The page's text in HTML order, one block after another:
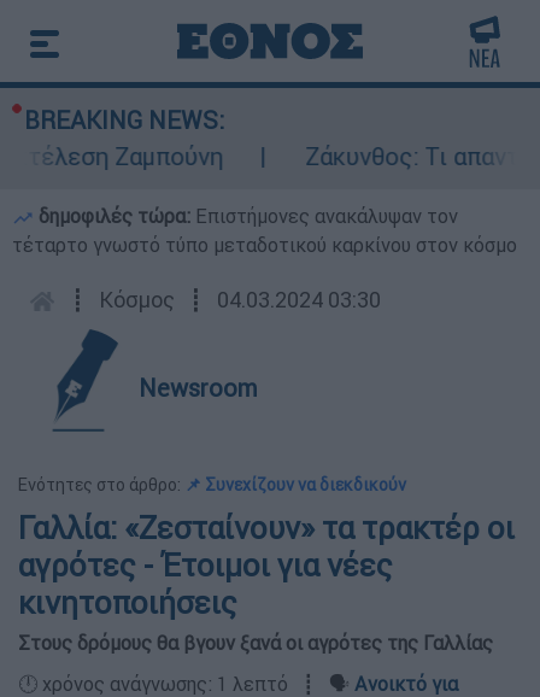
BREAKING NEWS:
Ζαμπούνη
Ζάκυνθος: Τι απαντά
δημοφιλές τώρα: Επιστήμονες ανακάλυψαν τον
τέταρτο γνωστό τύπο μεταδοτικού καρκίνου στον κόσμο
┋ Κόσμος ┋ 04.03.2024 03:30
Newsroom
Ενότητες στο άρθρο: 📌 Συνεχίζουν να διεκδικούν
Γαλλία: «Ζεσταίνουν» τα τρακτέρ οι
αγρότες - Έτοιμοι για νέες
κινητοποιήσεις
Στους δρόμους θα βγουν ξανά οι αγρότες της Γαλλίας
🕛 χρόνος ανάγνωσης: 1 λεπτό ┋ 🗣️ Ανοικτό για